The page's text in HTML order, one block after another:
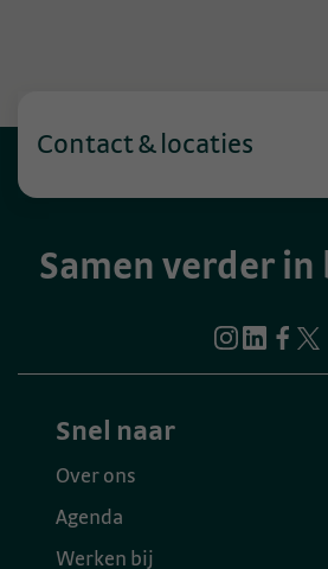
Samen verder
Contact & locaties
Snel naar
Over ons
Agenda
Werken bij